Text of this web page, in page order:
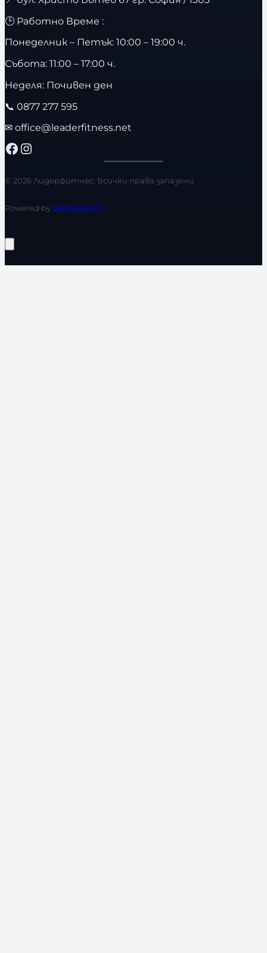
🕒 Работно Време :
Понеделник – Петък: 10:00 – 19:00 ч.
Събота: 11:00 – 17:00 ч.
Неделя: Почивен ден
📞 0877 277 595
✉ office@leaderfitness.net
Facebook Instagram
© 2026 Лидерфитнес. Всички права запазени.
Powered byWebStation™